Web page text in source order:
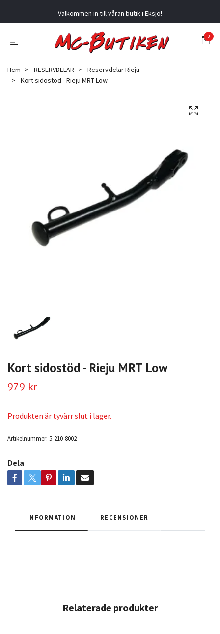
Välkommen in till våran butik i Eksjö!
0
Hem RESERVDELAR
Reservdelar Rieju
Kort sidostöd - Rieju MRT Low
Kort sidostöd - Rieju MRT Low
979 kr
Produkten är tyvärr slut i lager.
Artikelnummer: 5-210-8002
Dela
INFORMATION RECENSIONER